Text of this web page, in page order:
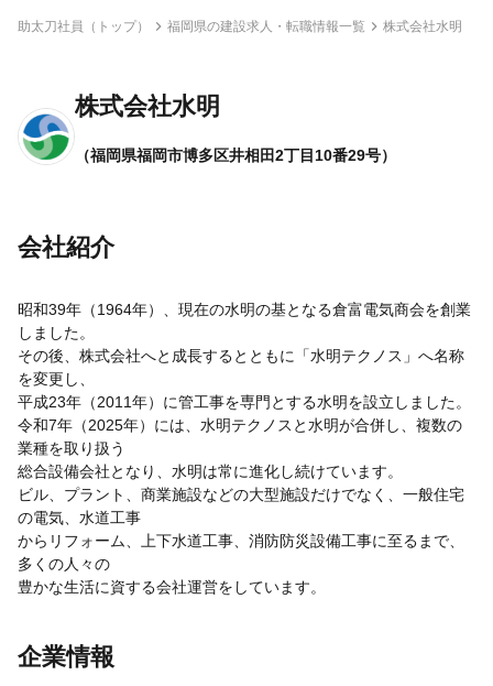
助太刀社員（トップ） 福岡県の建設求人・転職情報一覧 株式会社水明
株式会社水明
（福岡県福岡市博多区井相田2丁目10番29号）
会社紹介
昭和39年（1964年）、現在の水明の基となる倉富電気商会を創業
しました。
その後、株式会社へと成長するとともに「水明テクノス」へ名称
を変更し、
平成23年（2011年）に管工事を専門とする水明を設立しました。
令和7年（2025年）には、水明テクノスと水明が合併し、複数の
業種を取り扱う
総合設備会社となり、水明は常に進化し続けています。
ビル、プラント、商業施設などの大型施設だけでなく、一般住宅
の電気、水道工事
からリフォーム、上下水道工事、消防防災設備工事に至るまで、
多くの人々の
豊かな生活に資する会社運営をしています。
企業情報